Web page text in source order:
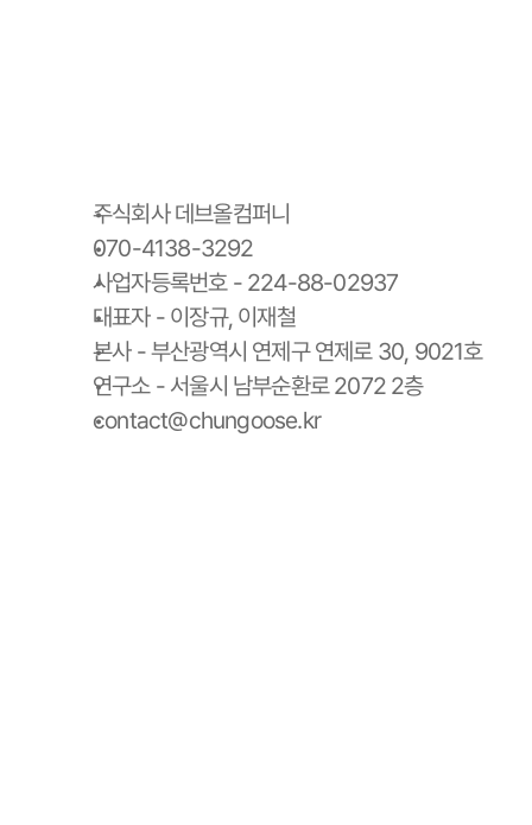
주식회사 데브올컴퍼니
070-4138-3292
사업자등록번호 - 224-88-02937
대표자 - 이장규, 이재철
본사 - 부산광역시 연제구 연제로 30, 9021호
연구소 - 서울시 남부순환로 2072 2층
contact@chungoose.kr